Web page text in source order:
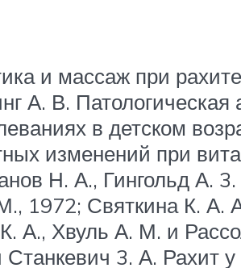
и массаж при
В. Патологическая
в детском
изменений при
Н. А., Гингольд А.
1972; Святкина К.
А., Хвуль А. М. и
3. А. Рахит